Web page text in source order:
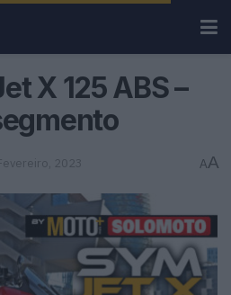
X 125 ABS –
2023 AA